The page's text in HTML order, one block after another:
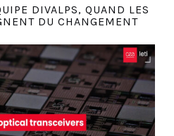
DIVALPS, QUAND LES
DU CHANGEMENT